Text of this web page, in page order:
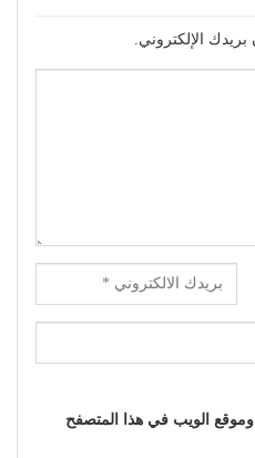
الإلكتروني.
وموقع الويب في هذا المتصفح